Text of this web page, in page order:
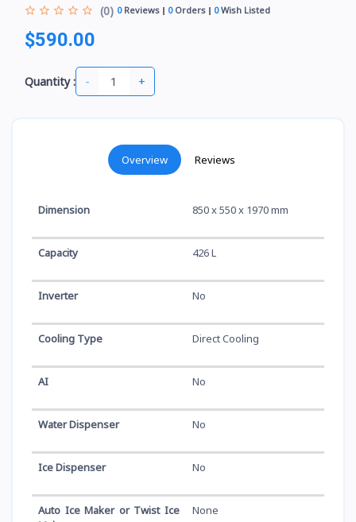
(0) 0Reviews 0Orders 0Wish Listed
$590.00
Quantity : - +
Overview Reviews
Dimension 850 x 550 x 1970 mm
Capacity 426 L
Inverter No
Cooling Type Direct Cooling
AI No
Water Dispenser No
Ice Dispenser No
Auto Ice Maker or Twist Ice
None